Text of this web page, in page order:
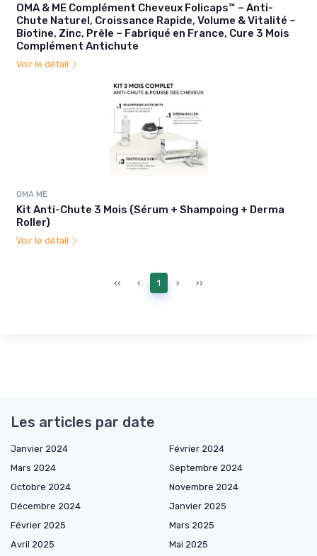
OMA & ME Complément Cheveux Folicaps™ – Anti-
Chute Naturel, Croissance Rapide, Volume & Vitalité –
Biotine, Zinc, Prêle – Fabriqué en France, Cure 3 Mois
Complément Antichute
Voir le détail
OMA ME
Kit Anti-Chute 3 Mois (Sérum + Shampoing + Derma
Roller)
Voir le détail
‹‹ ‹ 1 › ››
Les articles par date
Janvier 2024
Février 2024
Mars 2024
Septembre 2024
Octobre 2024
Novembre 2024
Décembre 2024
Janvier 2025
Février 2025
Mars 2025
Avril 2025
Mai 2025